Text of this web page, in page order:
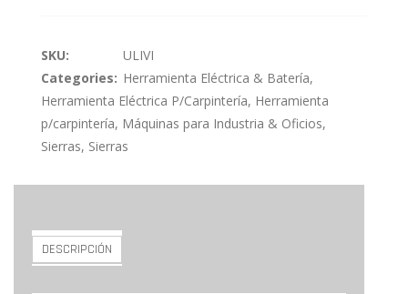
SKU:
ULIVI
Categories: Herramienta Eléctrica & Batería,
Herramienta Eléctrica P/Carpintería, Herramienta
p/carpintería, Máquinas para Industria & Oficios,
Sierras, Sierras
DESCRIPCIÓN